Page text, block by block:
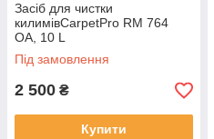
Засіб для чистки
килимівCarpetPro RM 764
OA, 10 L
Під замовлення
2 500 ₴
Купити